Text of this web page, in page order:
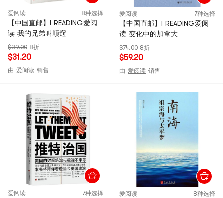
爱阅读 8种选择
【中国直邮】I READING爱阅
读 我的兄弟叫顺遛
$39.00 8折
$31.20
由 爱阅读 销售
爱阅读 7种选择
【中国直邮】I READING爱阅
读 变化中的加拿大
$74.00 8折
$59.20
由 爱阅读 销售
爱阅读 7种选择 爱阅读 8种选择